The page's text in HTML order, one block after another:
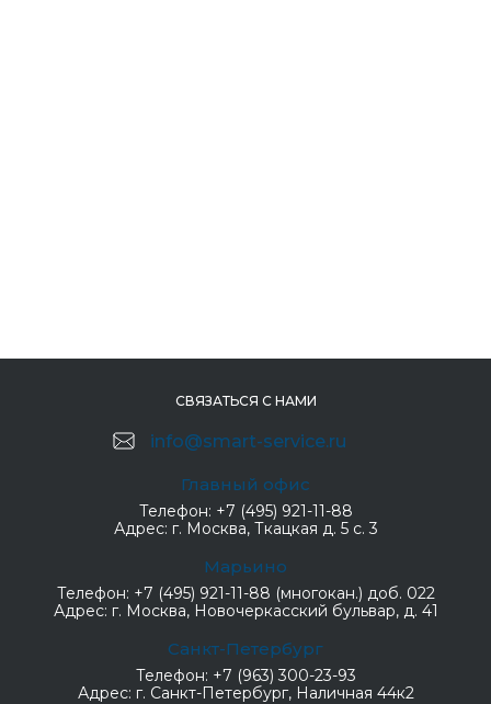
СВЯЗАТЬСЯ С НАМИ
info@smart-service.ru
Главный офис
Телефон: +7 (495) 921-11-88
Адрес: г. Москва, Ткацкая д. 5 с. 3
Марьино
Телефон: +7 (495) 921-11-88 (многокан.) доб. 022
Адрес: г. Москва, Новочеркасский бульвар, д. 41
Санкт-Петербург
Телефон: +7 (963) 300-23-93
Адрес: г. Санкт-Петербург, Наличная 44к2